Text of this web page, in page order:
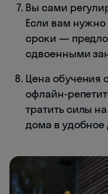
Вы сами
Если вам нужно
сроки —
сдвоенными
Цена обучения
офлайн-
тратить силы
дома в удобное